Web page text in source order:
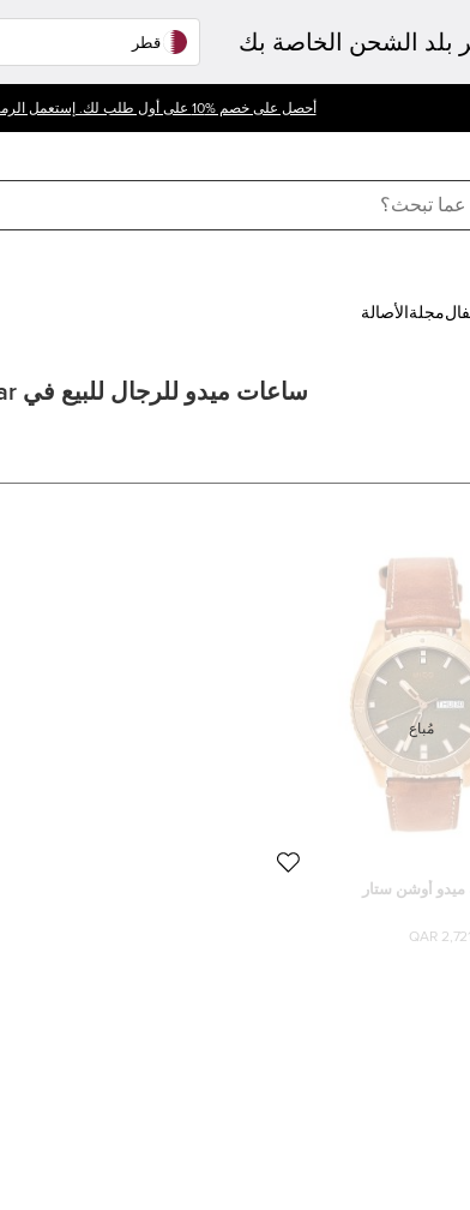
بلد الشحن الخاصة بك
أحصل على خصم %10 على أول طلب لك. إستعمل الرمز - WELCOME10
مجلة الأصالة
ساعات ميدو للرجال للبيع في Qatar
ميدو أوشن ستار
42.5مم2,721 QAR
مُباع